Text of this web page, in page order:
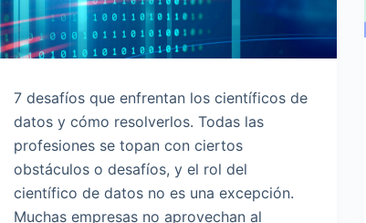
7 desafíos que enfrentan los científicos de
datos y cómo resolverlos. Todas las
profesiones se topan con ciertos
obstáculos o desafíos, y el rol del
científico de datos no es una excepción.
Muchas empresas no aprovechan al